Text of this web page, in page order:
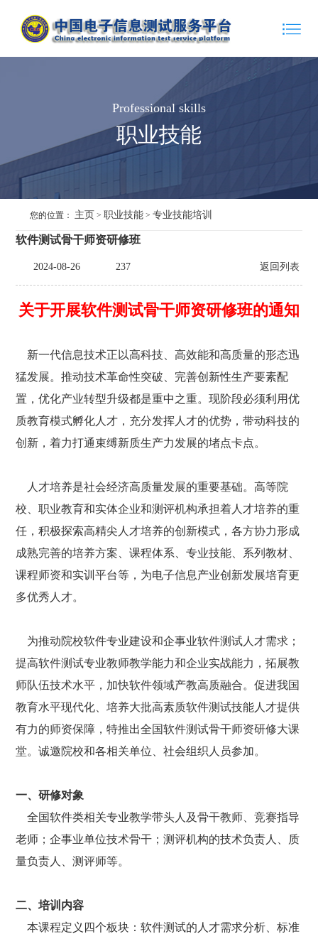
Professional skills
职业技能
您的位置： 主页 >职业技能 >专业技能培训
软件测试骨干师资研修班
2024-08-26 237 返回列表
关于开展软件测试骨干师资研修班的通知
新一代信息技术正以高科技、高效能和高质量的形态迅
猛发展。推动技术革命性突破、完善创新性生产要素配
置，优化产业转型升级都是重中之重。现阶段必须利用优
质教育模式孵化人才，充分发挥人才的优势，带动科技的
创新，着力打通束缚新质生产力发展的堵点卡点。
人才培养是社会经济高质量发展的重要基础。高等院
校、职业教育和实体企业和测评机构承担着人才培养的重
任，积极探索高精尖人才培养的创新模式，各方协力形成
成熟完善的培养方案、课程体系、专业技能、系列教材、
课程师资和实训平台等，为电子信息产业创新发展培育更
多优秀人才。
为推动院校软件专业建设和企事业软件测试人才需求；
提高软件测试专业教师教学能力和企业实战能力，拓展教
师队伍技术水平，加快软件领域产教高质融合。促进我国
教育水平现代化、培养大批高素质软件测试技能人才提供
有力的师资保障，特推出全国软件测试骨干师资研修大课
堂。诚邀院校和各相关单位 、社会组织 人员参加。
一、研修对象
全国软件类相关专业教学带头人及骨干教师、竞赛指导
老师；企事业单位技术骨干；测评机构的技术负责人、质
量负责人、测评师等。
二、培训内容
本课程定义四个板块：软件测试的人才需求分析、标准